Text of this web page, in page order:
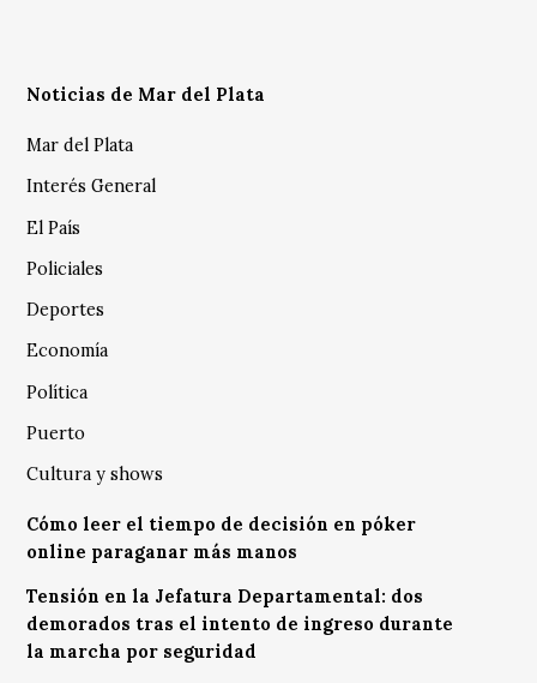
Noticias de Mar del Plata
Mar del Plata
Interés General
El País
Policiales
Deportes
Economía
Política
Puerto
Cultura y shows
Cómo leer el tiempo de decisión en póker
online paraganar más manos
Tensión en la Jefatura Departamental: dos
demorados tras el intento de ingreso durante
la marcha por seguridad